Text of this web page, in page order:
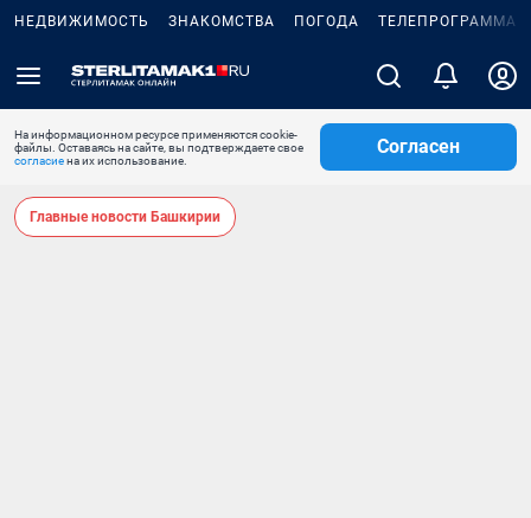
НЕДВИЖИМОСТЬ ЗНАКОМСТВА ПОГОДА ТЕЛЕПРОГРАММА
На информационном ресурсе применяются cookie-
файлы. Оставаясь на сайте, вы подтверждаете свое
согласиена их использование.
Согласен
Главные новости Башкирии